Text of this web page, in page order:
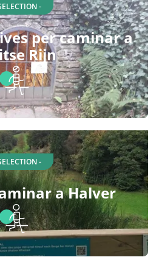
-
per caminar a
Rijn
-
a Halver